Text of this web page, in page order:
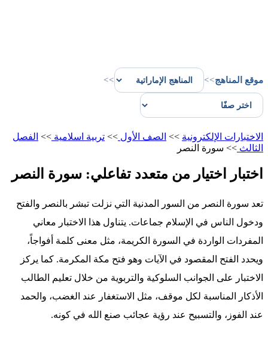
موقع المناهج>>
>>
الاختبارات الإلكترونية >> الصف الأول >> تربية اسلامية >> الفصل
الثالث >> سورة النصر
اختبار اختيار من متعدد تفاعلي: سورة النصر
تعد سورة النصر من السور المدنية التي نزلت تبشر بالنصر والفتح
ودخول الناس في الإسلام جماعات. يتناول هذا الاختبار معاني
المفردات الواردة في السورة الكريمة، مثل معنى كلمة أفواجاً،
ويحدد الفتح المقصود في الآيات وهو فتح مكة المكرمة. كما يركز
الاختبار على الجوانب السلوكية والتربوية من خلال تعليم الطالب
الأذكار المناسبة لكل موقف، مثل الاستغفار عند الغضب، والحمد
عند الفوز، والتسبيح عند رؤية عجائب صنع الله في كونه.